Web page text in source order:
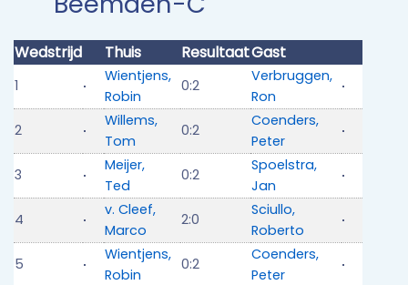
Wedstrijd Thuis ResultaatGast
1
Wientjens,
Robin
0:2
Verbruggen,
Ron
2
Willems,
Tom
0:2
Coenders,
Peter
3
Meijer,
Ted
0:2
Spoelstra,
Jan
4
v. Cleef,
Marco
2:0
Sciullo,
Roberto
5
Wientjens,
Robin
0:2
Coenders,
Peter